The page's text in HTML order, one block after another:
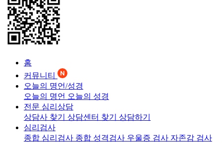
홈
커뮤니티
오늘의 명언/성경
오늘의 명언 오늘의 성경
전문 심리상담
상담사 찾기 상담센터 찾기 상담하기
심리검사
종합 심리검사 종합 성격검사 우울증 검사 자존감 검사